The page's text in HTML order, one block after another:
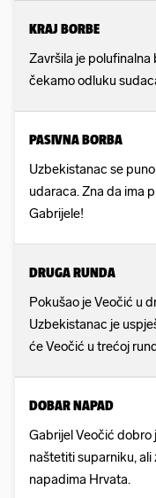
KRAJ BORBE
Završila je polufinalna
čekamo odluku
PASIVNA BORBA
Uzbekistanac se
udaraca. Zna da ima
Gabrijele!
DRUGA RUNDA
Pokušao je Veočić u
Uzbekistanac je
će Veočić u trećoj
DOBAR NAPAD
Gabrijel Veočić dobro
naštetiti suparniku,
napadima Hrvata.